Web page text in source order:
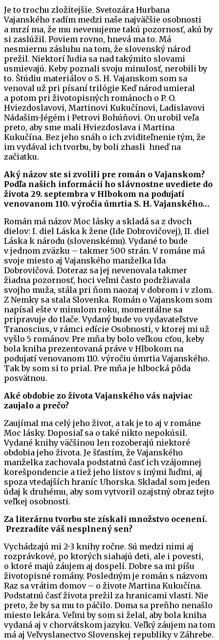
Je to trochu zložitejšie. Svetozára Hurbana
Vajanského radím medzi naše najväčšie osobnosti
a mrzí ma, že mu nevenujeme takú pozornosť, akú by
si zaslúžil. Poviem rovno, hnevá ma to. Má
nesmiernu zásluhu na tom, že slovenský národ
prežil. Niektorí ľudia sa nad takýmito slovami
usmievajú. Keby poznali svoju minulosť, nerobili by
to. Štúdiu materiálov o S. H. Vajanskom som sa
venoval už pri písaní trilógie Keď národ umieral
a potom pri životopisných románoch o P. O.
Hviezdoslavovi, Martinovi Kukučínovi, Ladislavovi
Nádašim-Jégém i Petrovi Bohúňovi. On urobil veľa
preto, aby sme mali Hviezdoslava i Martina
Kukučína. Bez jeho snáh o ich zviditeľnenie tým, že
im vydával ich tvorbu, by boli zhasli hneď na
začiatku.
Aký názov ste si zvolili pre román o Vajanskom?
Podľa našich informácií ho slávnostne uvediete do
života 29. septembra v Hlbokom na podujatí
venovanom 110. výročia úmrtia S. H. Vajanského…
Román má názov Moc lásky a skladá sa z dvoch
dielov: I. diel Láska k žene (Ide Dobrovičovej), II. diel
Láska k národu (slovenskému). Vydané to bude
v jednom zväzku – takmer 500 strán. V románe má
svoje miesto aj Vajanského manželka Ida
Dobrovičová. Doteraz sa jej nevenovala takmer
žiadna pozornosť, hoci veľmi často podržiavala
svojho muža, stála pri ňom naozaj v dobrom i v zlom.
Z Nemky sa stala Slovenka. Román o Vajanskom som
napísal ešte v minulom roku, momentálne sa
pripravuje do tlače. Vydaný bude vo vydavateľstve
Tranoscius, v rámci edície Osobnosti, v ktorej mi už
vyšlo 5 románov. Pre mňa by bolo veľkou cťou, keby
bola kniha prezentovaná práve v Hlbokom na
podujatí venovanom 110. výročiu úmrtia Vajanského.
Tak by som si to prial. Pre mňa je hlbocká pôda
posvätnou.
Aké obdobie zo života Vajanského vás najviac
zaujalo a prečo?
Zaujímal ma celý jeho život, a tak je to aj v románe
Moc lásky. Doposiaľ sa o také nikto nepokúsil.
Vydané knihy väčšinou len rozoberajú niektoré
obdobia jeho života. Je šťastím, že Vajanského
manželka zachovala podstatnú časť ich vzájomnej
korešpondencie a tiež jeho listov s inými ľuďmi, aj
spoza vtedajších hraníc Uhorska. Skladal som jeden
údaj k druhému, aby som vytvoril ozajstný obraz tejto
veľkej osobnosti.
Za literárnu tvorbu ste získali množstvo ocenení.
Prezradíte váš nesplnený sen?
Vychádzajú mi 2-3 knihy ročne. Sú medzi nimi aj
rozprávkové, po ktorých siahajú deti, ale i povesti,
o ktoré majú záujem aj dospelí. Dobre sa mi píšu
životopisné romány. Posledným je román s názvom
Raz sa vrátim domov – o živote Martina Kukučína.
Podstatnú časť života prežil za hranicami vlasti. Nie
preto, že by sa mu to páčilo. Doma sa preňho nenašlo
miesto lekára. Veľmi by som si želal, aby bola kniha
vydaná aj v chorvátskom jazyku. Veľký záujem na tom
má aj Veľvyslanectvo Slovenskej republiky v Záhrebe.